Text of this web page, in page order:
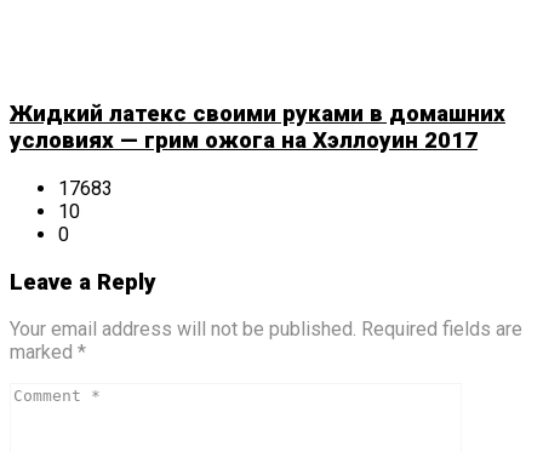
Жидкий латекс своими руками в домашних
условиях — грим ожога на Хэллоуин 2017
17683
10
0
Leave a Reply
Your email address will not be published. Required fields are
marked *